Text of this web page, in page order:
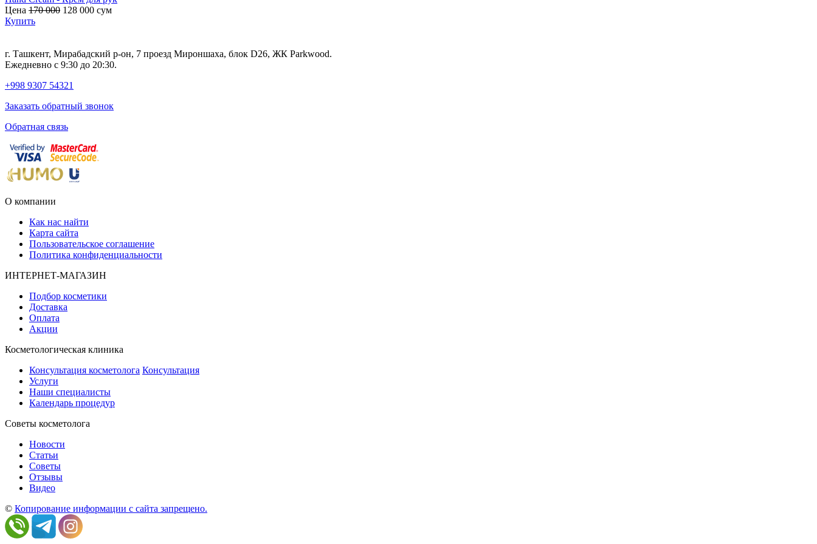
Цена 170 000 128 000 сум
Купить
г. Ташкент, Мирабадский р-он, 7 проезд Мироншаха, блок D26, ЖК Раrkwood.
Ежедневно с 9:30 до 20:30.
+998 9307 54321
Заказать обратный звонок
Обратная связь
О компании
Как нас найти
Карта сайта
Пользовательское соглашение
Политика конфиденциальности
ИНТЕРНЕТ-МАГАЗИН
Подбор косметики
Доставка
Оплата
Акции
Косметологическая клиника
Консультация косметолога Консультация
Услуги
Наши специалисты
Календарь процедур
Cоветы косметолога
Новости
Статьи
Советы
Отзывы
Видео
© Копирование информации с сайта запрещено.